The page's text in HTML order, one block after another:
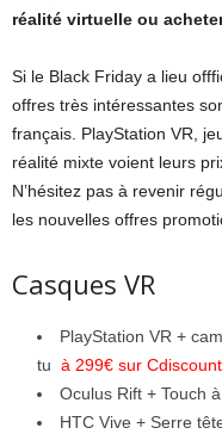
réalité virtuelle ou
Si le Black Friday a lieu
offres très intéressantes
français. PlayStation VR,
réalité mixte voient leurs
N’hésitez pas à revenir
les nouvelles offres
Casques VR
PlayStation VR +
tu à 299€ sur Cdiscount
Oculus Rift + Touch
HTC Vive + Serre